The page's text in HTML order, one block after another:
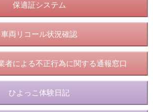
保適証システム
車両リコール状況確認
者による不正行為に関する通報窓口
ひよっこ体験日記